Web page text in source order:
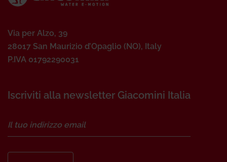
Via per Alzo, 39
28017 San Maurizio d’Opaglio (NO), Italy
P.IVA 01792290031
Iscriviti alla newsletter Giacomini Italia